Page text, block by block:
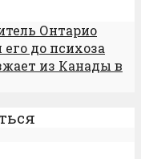
Онтарио
до психоза
из Канады в